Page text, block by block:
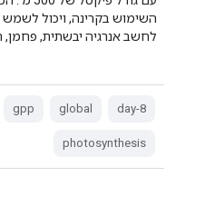
השימוש בקרינה, ויכול
לחשב אנרגיה יבשתית, פחמן,
8-day
global
gpp
photosynthesis